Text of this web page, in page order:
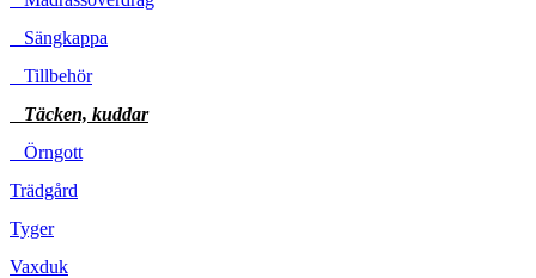
Sängkappa
Tillbehör
Täcken, kuddar
Örngott
Trädgård
Tyger
Vaxduk